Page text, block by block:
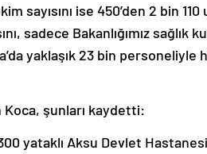
sayısını ise 450’den 2 bin
sadece Bakanlığımız sağlık
yaklaşık 23 bin personeliyle
Koca, şunları kaydetti:
yataklı Aksu Devlet